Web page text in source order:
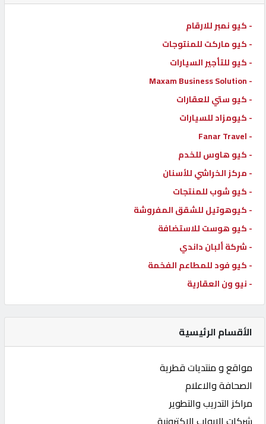
القطري
POWERED
QHOST
- كيو نمبر للارقام
- كيو ماركت للمنتوجات
- كيو للتأجير السيارات
- Maxam Business Solution
- كيو ستي للعقارات
- كيومزاد للسيارات
- Fanar Travel
- كيو هاوس للخدم
- مركز الخراشي للأسنان
- كيو شوب للمنتجات
- كيوهوتيل للشقق المفروشة
- كيو هوست للاستضافة
- شركة ألبان داندي
- كيو فود للمطاعم الفخمة
- نيو ون العقارية
الأقسام الرئيسية
مواقع و منتديات قطرية
الصحافة والاعلام
مراكز التدريب والتطوير